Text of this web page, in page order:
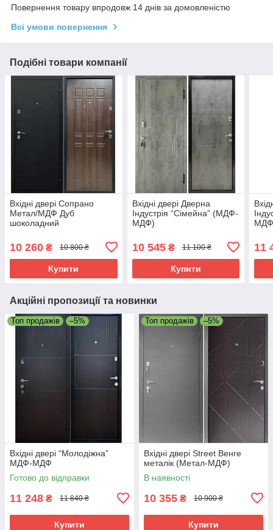
Повернення товару впродовж 14 днів за домовленістю
Всі умови повернення
Подібні товари компанії
Вхідні двері Сопрано
Метал/МДФ Дуб
шоколадний
10 260 ₴ 10 800 ₴
Купити
Вхідні двері Дверна
Індустрія “Сімейна” (МДФ-
МДФ)
10 545₴ 11 100 ₴
Купити
11
Акційні пропозиції та новинки
Топ продажів –5%
Вхідні двері “Молодіжна”
МДФ-МДФ
Готово до відправки
11 248 ₴ 11 840 ₴
Купити
Топ продажів –5%
Вхідні двері Street Венге
металік (Метал-МДФ)
В наявності
10 355 ₴ 10 900 ₴
Купити